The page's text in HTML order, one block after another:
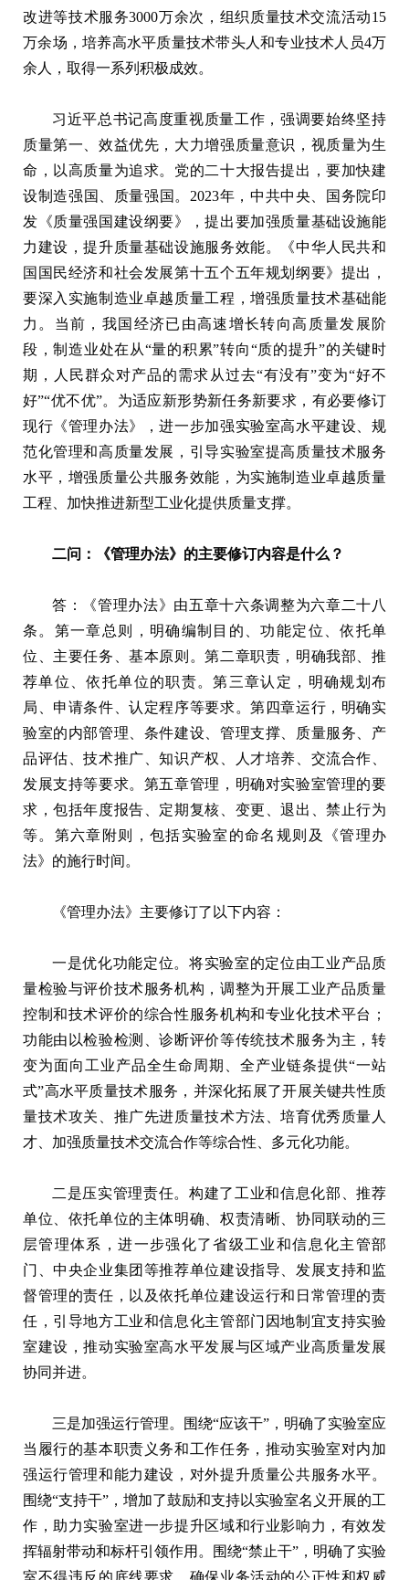
改进等技术服务3000万余次，组织质量技术交流活动15
万余场，培养高水平质量技术带头人和专业技术人员4万
余人，取得一系列积极成效。
习近平总书记高度重视质量工作，强调要始终坚持
质量第一、效益优先，大力增强质量意识，视质量为生
命，以高质量为追求。党的二十大报告提出，要加快建
设制造强国、质量强国。2023年，中共中央、国务院印
发《质量强国建设纲要》，提出要加强质量基础设施能
力建设，提升质量基础设施服务效能。《中华人民共和
国国民经济和社会发展第十五个五年规划纲要》提出，
要深入实施制造业卓越质量工程，增强质量技术基础能
力。当前，我国经济已由高速增长转向高质量发展阶
段，制造业处在从“量的积累”转向“质的提升”的关键时
期，人民群众对产品的需求从过去“有没有”变为“好不
好”“优不优”。为适应新形势新任务新要求，有必要修订
现行《管理办法》，进一步加强实验室高水平建设、规
范化管理和高质量发展，引导实验室提高质量技术服务
水平，增强质量公共服务效能，为实施制造业卓越质量
工程、加快推进新型工业化提供质量支撑。
二问：《管理办法》的主要修订内容是什么？
答：《管理办法》由五章十六条调整为六章二十八
条。第一章总则，明确编制目的、功能定位、依托单
位、主要任务、基本原则。第二章职责，明确我部、推
荐单位、依托单位的职责。第三章认定，明确规划布
局、申请条件、认定程序等要求。第四章运行，明确实
验室的内部管理、条件建设、管理支撑、质量服务、产
品评估、技术推广、知识产权、人才培养、交流合作、
发展支持等要求。第五章管理，明确对实验室管理的要
求，包括年度报告、定期复核、变更、退出、禁止行为
等。第六章附则，包括实验室的命名规则及《管理办
法》的施行时间。
《管理办法》主要修订了以下内容：
一是优化功能定位。将实验室的定位由工业产品质
量检验与评价技术服务机构，调整为开展工业产品质量
控制和技术评价的综合性服务机构和专业化技术平台；
功能由以检验检测、诊断评价等传统技术服务为主，转
变为面向工业产品全生命周期、全产业链条提供“一站
式”高水平质量技术服务，并深化拓展了开展关键共性质
量技术攻关、推广先进质量技术方法、培育优秀质量人
才、加强质量技术交流合作等综合性、多元化功能。
二是压实管理责任。构建了工业和信息化部、推荐
单位、依托单位的主体明确、权责清晰、协同联动的三
层管理体系，进一步强化了省级工业和信息化主管部
门、中央企业集团等推荐单位建设指导、发展支持和监
督管理的责任，以及依托单位建设运行和日常管理的责
任，引导地方工业和信息化主管部门因地制宜支持实验
室建设，推动实验室高水平发展与区域产业高质量发展
协同并进。
三是加强运行管理。围绕“应该干”，明确了实验室应
当履行的基本职责义务和工作任务，推动实验室对内加
强运行管理和能力建设，对外提升质量公共服务水平。
围绕“支持干”，增加了鼓励和支持以实验室名义开展的工
作，助力实验室进一步提升区域和行业影响力，有效发
挥辐射带动和标杆引领作用。围绕“禁止干”，明确了实验
室不得违反的底线要求，确保业务活动的公正性和权威